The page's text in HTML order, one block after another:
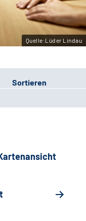
Quelle:Lüder Lindau
Sortieren